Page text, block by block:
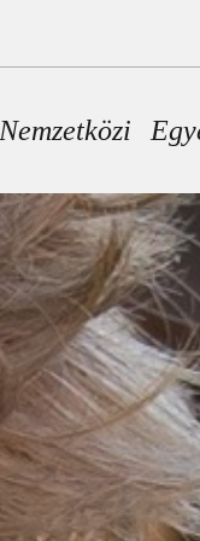
Nemzetközi